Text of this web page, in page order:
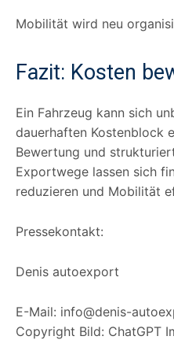
Mobilität wird neu
Fazit: Kosten
Ein Fahrzeug kann sich
dauerhaften Kostenblock
Bewertung und
Exportwege lassen sich
reduzieren und Mobilität
Pressekontakt:
Denis autoexport
E-Mail: info@denis-
Copyright Bild: ChatGPT